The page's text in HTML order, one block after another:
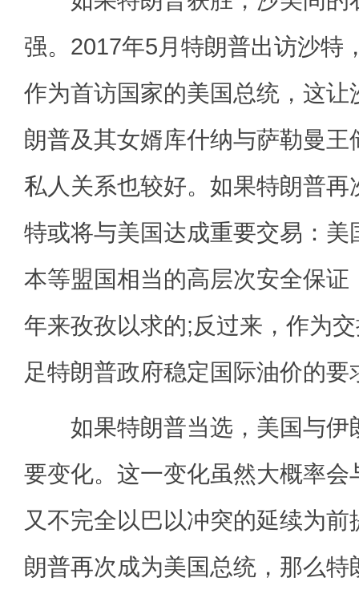
强。2017年5月特朗普出访沙特
作为首访国家的美国总统，这让
朗普及其女婿库什纳与萨勒曼
私人关系也较好。如果特朗普再
特或将与美国达成重要交易：美
本等盟国相当的高层次安全保证
年来孜孜以求的;反过来，作为
足特朗普政府稳定国际油价的要
如果特朗普当选，美国与伊
要变化。这一变化虽然大概率会
又不完全以巴以冲突的延续为
朗普再次成为美国总统，那么